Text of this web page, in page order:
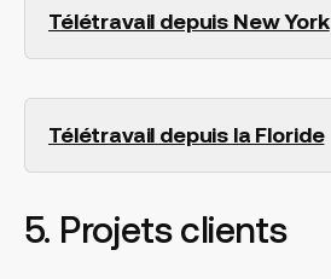
Télétravail depuis New York
Télétravail depuis la Floride
5. Projets clients